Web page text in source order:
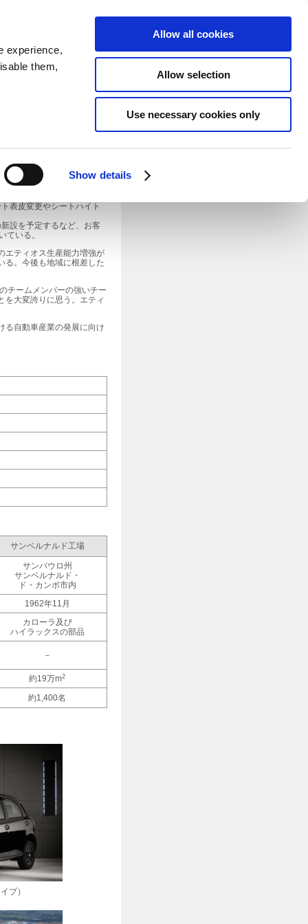
experience,
them,
Show details
Allow all cookies
Allow selection
Use necessary cookies only
ルトヨタ、以下TDB）の
表皮変更やシートハイト
設を予定するなど、お客
ている。
エティオス生産能力増強が
る。今後も地域に根差した
チームメンバーの強いチー
を大変誇りに思う。エティ
自動車産業の発展に向け
サンベルナルド工場
サンパウロ州
サンベルナルド・
ド・カンポ市内
1962年11月
カローラ及び
ハイラックスの部品
－
約19万m2
約1,400名
プ）